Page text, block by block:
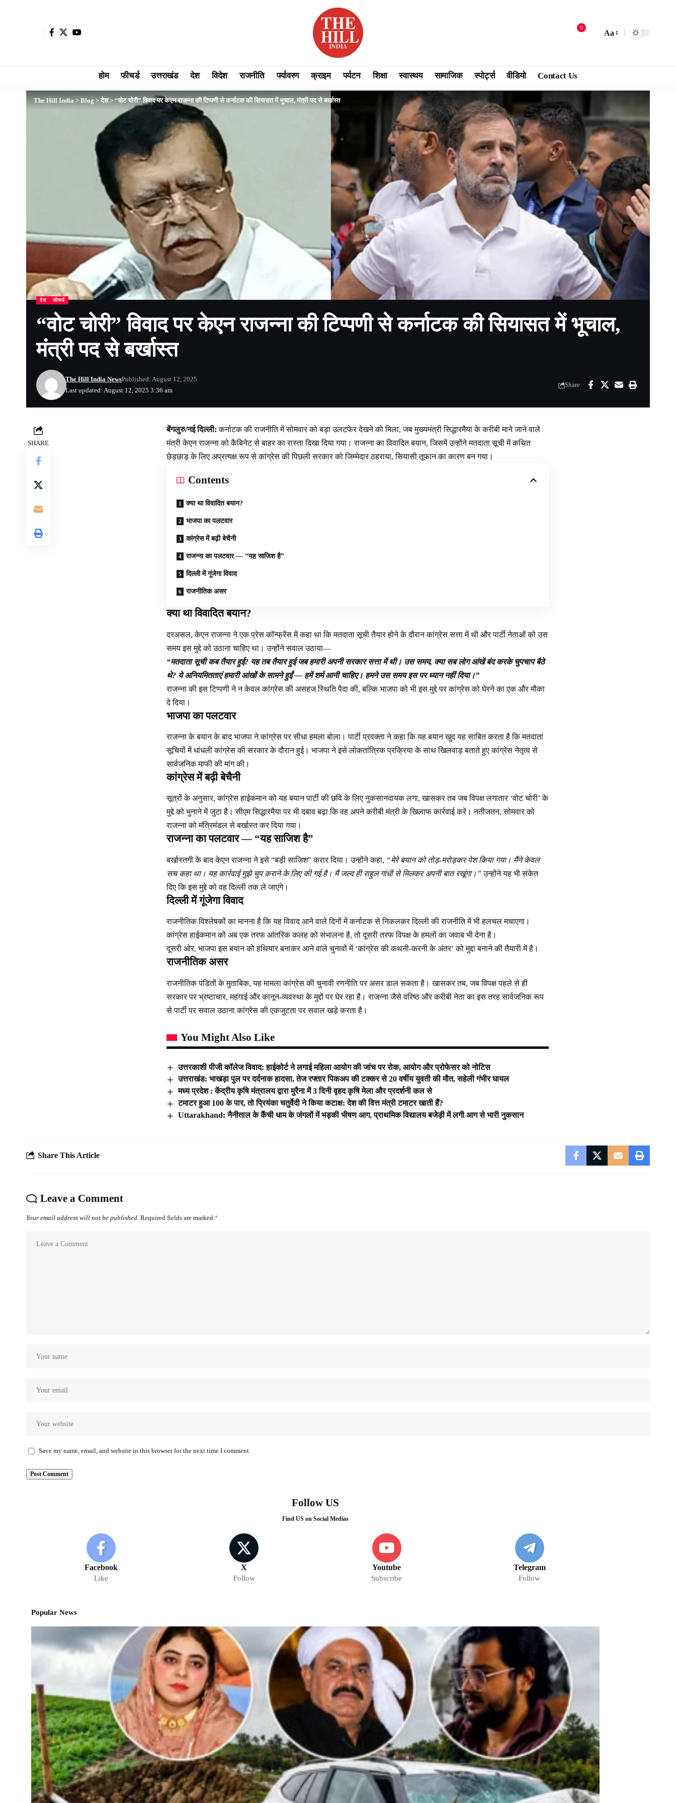
9
Aa
होम फीचर्ड उत्तराखंड देश विदेश राजनीति पर्यावरण क्राइम पर्यटन शिक्षा स्वास्थय सामाजिक स्पोर्ट्स वीडियो Contact Us
The Hill India > Blog > देश> “वोट चोरी” विवाद पर केएन राजन्ना की टिप्पणी से कर्नाटक की सियासत में भूचाल, मंत्री पद से बर्खास्त
देश फीचर्ड
“वोट चोरी” विवाद पर केएन राजन्ना की टिप्पणी से कर्नाटक की सियासत में भूचाल,
मंत्री पद से बर्खास्त
Last updated: August 12, 2025 3:36 am
The Hill India NewsPublished: August 12, 2025
Share
SHARE
बेंगलुरु/नई दिल्ली: कर्नाटक की राजनीति में सोमवार को बड़ा उलटफेर देखने को मिला, जब मुख्यमंत्री सिद्धारमैया के करीबी माने जाने वाले
मंत्री केएन राजन्ना को कैबिनेट से बाहर का रास्ता दिखा दिया गया। राजन्ना का विवादित बयान, जिसमें उन्होंने मतदाता सूची में कथित
छेड़छाड़ के लिए अप्रत्यक्ष रूप से कांग्रेस की पिछली सरकार को जिम्मेदार ठहराया, सियासी तूफान का कारण बन गया।
Contents
क्या था विवादित बयान?
भाजपा का पलटवार
कांग्रेस में बढ़ी बेचैनी
राजन्ना का पलटवार — “यह साजिश है”
दिल्ली में गूंजेगा विवाद
राजनीतिक असर
क्या था विवादित बयान?
दरअसल, केएन राजन्ना ने एक प्रेस कॉन्फ्रेंस में कहा था कि मतदाता सूची तैयार होने के दौरान कांग्रेस सत्ता में थी और पार्टी नेताओं को उस
समय इस मुद्दे को उठाना चाहिए था। उन्होंने सवाल उठाया—
“मतदाता सूची कब तैयार हुई? यह तब तैयार हुई जब हमारी अपनी सरकार सत्ता में थी। उस समय, क्या सब लोग आंखें बंद करके चुपचाप बैठे
थे? ये अनियमितताएं हमारी आंखों के सामने हुईं — हमें शर्म आनी चाहिए। हमने उस समय इस पर ध्यान नहीं दिया।”
राजन्ना की इस टिप्पणी ने न केवल कांग्रेस की असहज स्थिति पैदा की, बल्कि भाजपा को भी इस मुद्दे पर कांग्रेस को घेरने का एक और मौका
दे दिया।
भाजपा का पलटवार
राजन्ना के बयान के बाद भाजपा ने कांग्रेस पर सीधा हमला बोला। पार्टी प्रवक्ता ने कहा कि यह बयान खुद यह साबित करता है कि मतदाता
सूचियों में धांधली कांग्रेस की सरकार के दौरान हुई। भाजपा ने इसे लोकतांत्रिक प्रक्रिया के साथ खिलवाड़ बताते हुए कांग्रेस नेतृत्व से
सार्वजनिक माफी की मांग की।
कांग्रेस में बढ़ी बेचैनी
सूत्रों के अनुसार, कांग्रेस हाईकमान को यह बयान पार्टी की छवि के लिए नुकसानदायक लगा, खासकर तब जब विपक्ष लगातार ‘वोट चोरी’ के
मुद्दे को भुनाने में जुटा है। सीएम सिद्धारमैया पर भी दबाव बढ़ा कि वह अपने करीबी मंत्री के खिलाफ कार्रवाई करें। नतीजतन, सोमवार को
राजन्ना को मंत्रिमंडल से बर्खास्त कर दिया गया।
राजन्ना का पलटवार — “यह साजिश है”
बर्खास्तगी के बाद केएन राजन्ना ने इसे “बड़ी साजिश” करार दिया। उन्होंने कहा, “मेरे बयान को तोड़-मरोड़कर पेश किया गया। मैंने केवल
सच कहा था। यह कार्रवाई मुझे चुप कराने के लिए की गई है। मैं जल्द ही राहुल गांधी से मिलकर अपनी बात रखूंगा।” उन्होंने यह भी संकेत
दिए कि इस मुद्दे को वह दिल्ली तक ले जाएंगे।
दिल्ली में गूंजेगा विवाद
राजनीतिक विश्लेषकों का मानना है कि यह विवाद आने वाले दिनों में कर्नाटक से निकलकर दिल्ली की राजनीति में भी हलचल मचाएगा।
कांग्रेस हाईकमान को अब एक तरफ आंतरिक कलह को संभालना है, तो दूसरी तरफ विपक्ष के हमलों का जवाब भी देना है।
दूसरी ओर, भाजपा इस बयान को हथियार बनाकर आने वाले चुनावों में ‘कांग्रेस की कथनी-करनी के अंतर’ को मुद्दा बनाने की तैयारी में है।
राजनीतिक असर
राजनीतिक पंडितों के मुताबिक, यह मामला कांग्रेस की चुनावी रणनीति पर असर डाल सकता है। खासकर तब, जब विपक्ष पहले से ही
सरकार पर भ्रष्टाचार, महंगाई और कानून-व्यवस्था के मुद्दों पर घेर रहा है। राजन्ना जैसे वरिष्ठ और करीबी नेता का इस तरह सार्वजनिक रूप
से पार्टी पर सवाल उठाना कांग्रेस की एकजुटता पर सवाल खड़े करता है।
You Might Also Like
उत्तरकाशी पीजी कॉलेज विवाद: हाईकोर्ट ने लगाई महिला आयोग की जांच पर रोक, आयोग और प्रोफेसर को नोटिस
उत्तराखंड: भाखड़ा पुल पर दर्दनाक हादसा, तेज रफ्तार पिकअप की टक्कर से 20 वर्षीय युवती की मौत, सहेली गंभीर घायल
मध्य प्रदेश : केंद्रीय कृषि मंत्रालय द्वारा मुरैना में 3 दिनी वृहद कृषि मेला और प्रदर्शनी कल से
टमाटर हुआ 100 के पार, तो प्रियंका चतुर्वेदी ने किया कटाक्ष: देश की वित्त मंत्री टमाटर खाती हैं?
Uttarakhand: नैनीताल के कैंची धाम के जंगलों में भड़की भीषण आग, प्राथमिक विद्यालय बजेड़ी में लगी आग से भारी नुकसान
Share This Article
Leave a Comment
Your email address will not be published. Required fields are marked *
Save my name, email, and website in this browser for the next time I comment.
Follow US
Find US on Social Medias
Facebook
Like
X
Follow
Youtube
Subscribe
Telegram
Follow
Popular News